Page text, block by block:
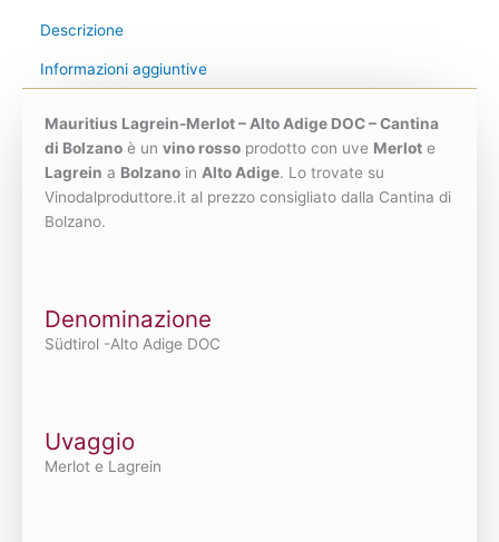
Descrizione
Informazioni aggiuntive
Mauritius Lagrein-Merlot – Alto Adige DOC – Cantina
di Bolzano è un vino rosso prodotto con uve Merlot e
Lagrein a Bolzano in Alto Adige. Lo trovate su
Vinodalproduttore.it al prezzo consigliato dalla Cantina di
Bolzano.
Denominazione
Südtirol -Alto Adige DOC
Uvaggio
Merlot e Lagrein